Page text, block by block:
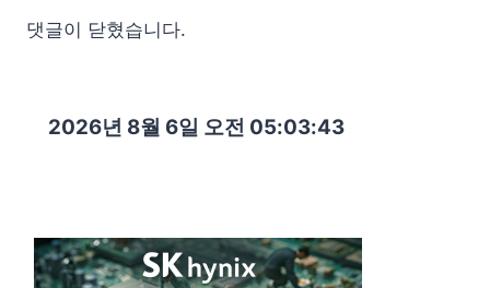
댓글이 닫혔습니다.
2026년 8월 6일 오전 05:03:44